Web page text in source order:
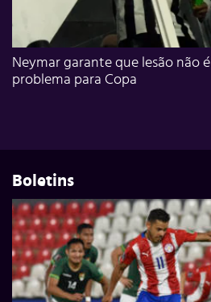
Neymar garante que lesão não é
problema para Copa
Boletins